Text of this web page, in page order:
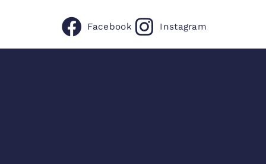
Facebook Instagram